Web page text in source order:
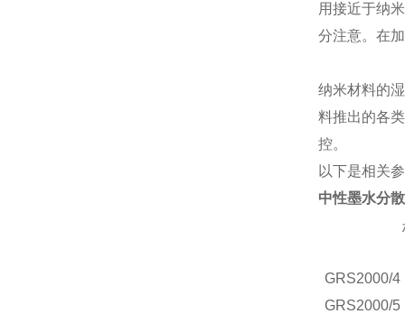
用接近于纳
分注意。在
纳米材料的
料推出的各
控。
以下是相关
中性墨水分
GRS2000/4
GRS2000/5